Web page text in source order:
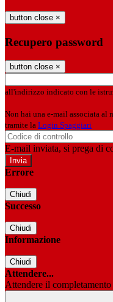
button close ×
Recupero password
button close ×
all'indirizzo indicato con le
Non hai una e-mail associata al
tramite la Login Spaggiari
E-mail inviata, si prega di
Errore
Chiudi
Successo
Chiudi
Informazione
Chiudi
Attendere...
Attendere il